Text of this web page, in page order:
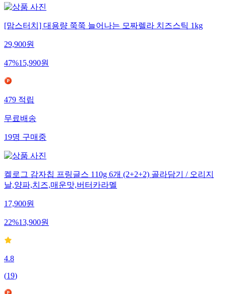
[맘스터치] 대용량 쭉쭉 늘어나는 모짜렐라 치즈스틱 1kg
29,900원
47%15,990원
479 적립
무료배송
19명 구매중
켈로그 감자칩 프링글스 110g 6개 (2+2+2) 골라담기 / 오리지
날,양파,치즈,매운맛,버터카라멜
17,900원
22%13,900원
4.8
(19)